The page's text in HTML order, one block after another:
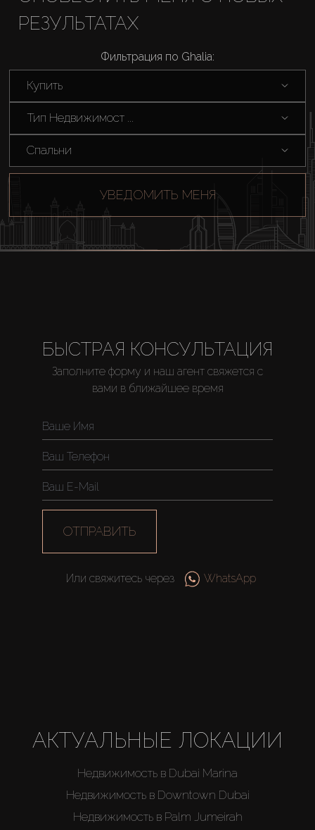
Каталоги
Агенты
About Us
РЕЗУЛЬТАТАХ
Фильтрация по Ghalia:
Купить
Тип Недвижимост ...
Спальни
УВЕДОМИТЬ МЕНЯ
БЫСТРАЯ КОНСУЛЬТАЦИЯ
Заполните форму и наш агент свяжется с
вами в ближайшее время
ОТПРАВИТЬ
Или свяжитесь через WhatsApp
АКТУАЛЬНЫЕ ЛОКАЦИИ
Недвижимость в Dubai Marina
Недвижимость в Downtown Dubai
Недвижимость в Palm Jumeirah